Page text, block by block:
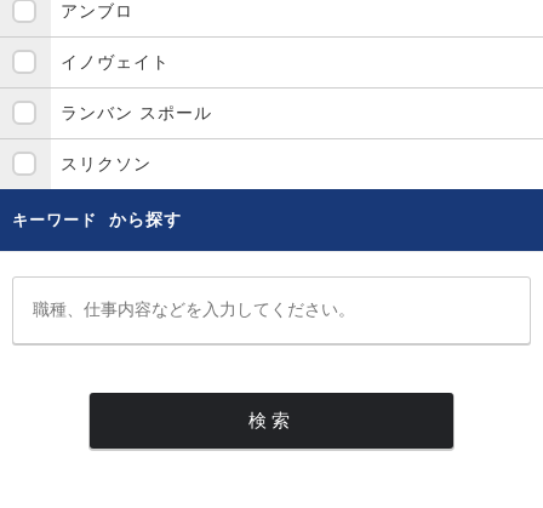
アンブロ
イノヴェイト
ランバン スポール
スリクソン
キーワード から探す